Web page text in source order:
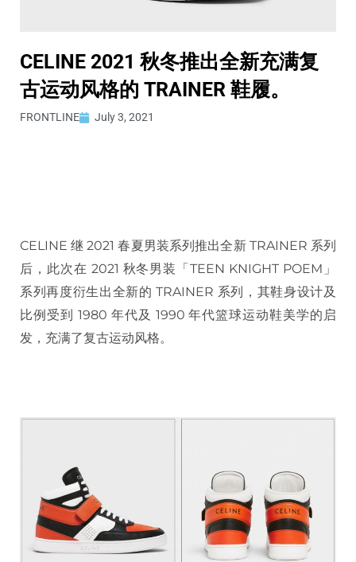
CELINE 2021 秋冬推出全新充满复
古运动风格的 TRAINER 鞋履。
FRONTLINE July 3, 2021
CELINE 继 2021 春夏男装系列推出全新 TRAINER 系列
后，此次在 2021 秋冬男装「TEEN KNIGHT POEM」
系列再度衍生出全新的 TRAINER 系列，其鞋身设计及
比例受到 1980 年代及 1990 年代篮球运动鞋美学的启
发，充满了复古运动风格。